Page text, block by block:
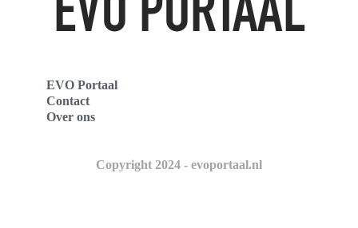
EVO Portaal
Contact
Over ons
Copyright 2024 - evoportaal.nl